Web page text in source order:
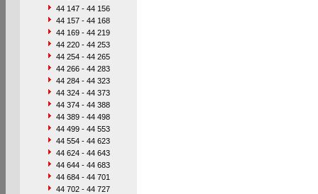
44 147 - 44 156
44 157 - 44 168
44 169 - 44 219
44 220 - 44 253
44 254 - 44 265
44 266 - 44 283
44 284 - 44 323
44 324 - 44 373
44 374 - 44 388
44 389 - 44 498
44 499 - 44 553
44 554 - 44 623
44 624 - 44 643
44 644 - 44 683
44 684 - 44 701
44 702 - 44 727